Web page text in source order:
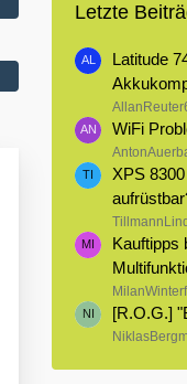
Letzte
Latitude
WiFi
XPS
TillmannLind
Kauftipps
[R.O.G.]